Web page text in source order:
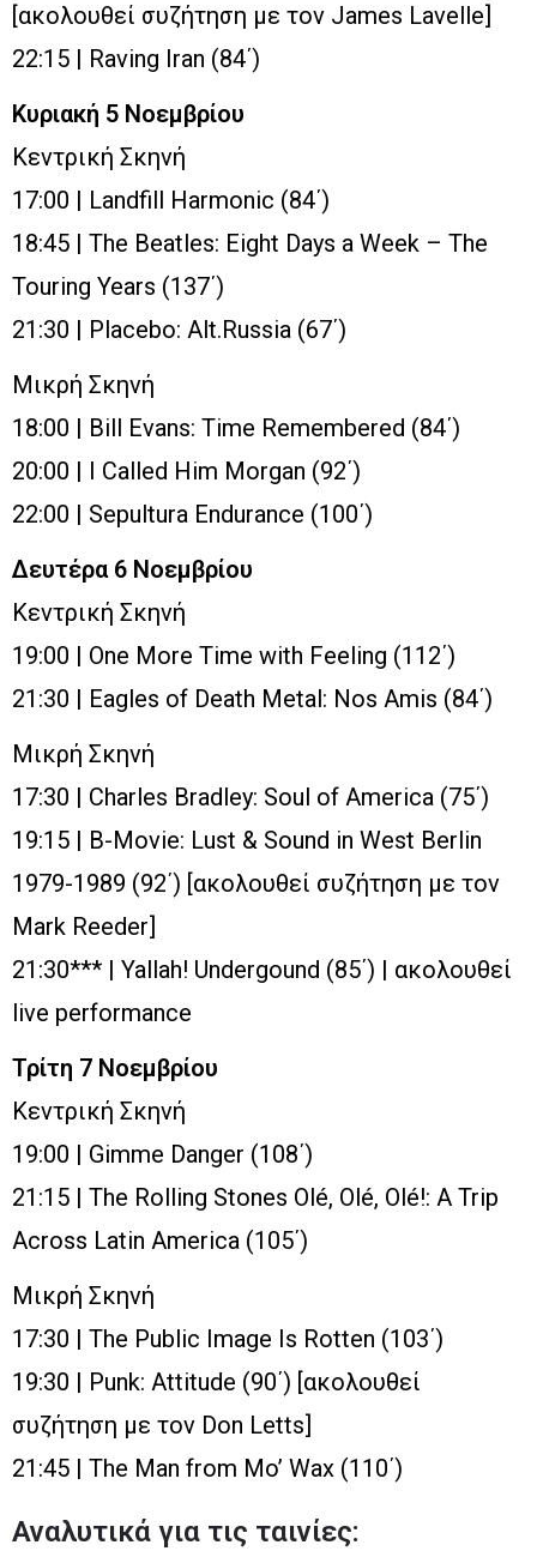
[ακολουθεί συζήτηση με τον James Lavelle]
22:15 | Raving Iran (84΄)
Κυριακή 5 Νοεμβρίου
Κεντρική Σκηνή
17:00 | Landfill Harmonic (84΄)
18:45 | The Beatles: Eight Days a Week – The
Touring Years (137΄)
21:30 | Placebo: Alt.Russia (67΄)
Μικρή Σκηνή
18:00 | Bill Evans: Time Remembered (84΄)
20:00 | I Called Him Morgan (92΄)
22:00 | Sepultura Endurance (100΄)
Δευτέρα 6 Νοεμβρίου
Κεντρική Σκηνή
19:00 | One More Time with Feeling (112΄)
21:30 | Eagles of Death Metal: Nos Amis (84΄)
Μικρή Σκηνή
17:30 | Charles Bradley: Soul of America (75΄)
19:15 | B-Movie: Lust & Sound in West Berlin
1979-1989 (92΄) [ακολουθεί συζήτηση με τον
Mark Reeder]
21:30*** | Yallah! Undergound (85΄) | ακολουθεί
live performance
Τρίτη 7 Νοεμβρίου
Κεντρική Σκηνή
19:00 | Gimme Danger (108΄)
21:15 | The Rolling Stones Olé, Olé, Olé!: A Trip
Across Latin America (105΄)
Μικρή Σκηνή
17:30 | The Public Image Is Rotten (103΄)
19:30 | Punk: Attitude (90΄) [ακολουθεί
συζήτηση με τον Don Letts]
21:45 | The Man from Mo’ Wax (110΄)
Αναλυτικά για τις ταινίες: